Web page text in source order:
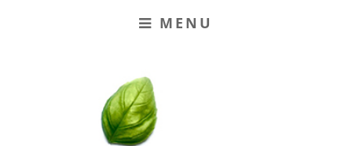
MENU